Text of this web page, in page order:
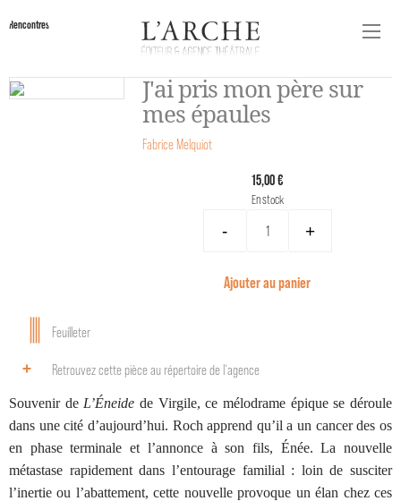
Rencontres
J'ai pris mon père sur
mes épaules
Fabrice Melquiot
15,00 €
En stock
- +
Ajouter au panier
Feuilleter
Retrouvez cette pièce au répertoire de l‘agence
Souvenir de L’Éneide de Virgile, ce mélodrame épique se déroule
dans une cité d’aujourd’hui. Roch apprend qu’il a un cancer des os
en phase terminale et l’annonce à son fils, Énée. La nouvelle
métastase rapidement dans l’entourage familial : loin de susciter
l’inertie ou l’abattement, cette nouvelle provoque un élan chez ces